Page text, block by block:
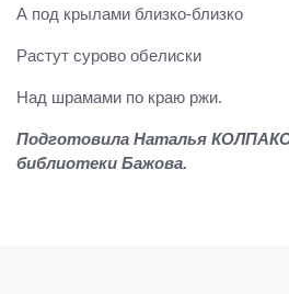
А под крылами близко-близко
Растут сурово обелиски
Над шрамами по краю ржи.
Подготовила Наталья
библиотеки Бажова.